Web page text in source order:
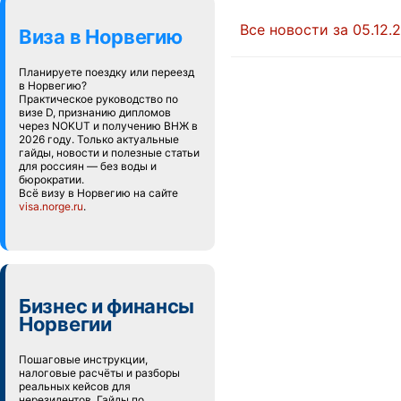
Виза в Норвегию
Планируете поездку или переезд
в Норвегию?
Практическое руководство по
визе D, признанию дипломов
через NOKUT и получению ВНЖ в
2026 году. Только актуальные
гайды, новости и полезные статьи
для россиян — без воды и
бюрократии.
Всё визу в Норвегию на сайте
visa.norge.ru.
Бизнес и финансы
Норвегии
Пошаговые инструкции,
налоговые расчёты и разборы
реальных кейсов для
Все новости за